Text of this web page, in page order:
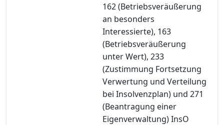
162 (Betriebsveräußerung
an besonders
Interessierte), 163
(Betriebsveräußerung
unter Wert), 233
(Zustimmung Fortsetzung
Verwertung und Verteilung
bei Insolvenzplan) und 271
(Beantragung einer
Eigenverwaltung) InsO